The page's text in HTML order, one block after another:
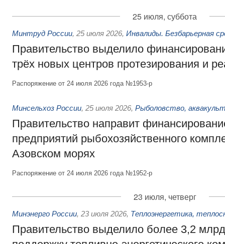
25 июля, суббота
Минтруд России, 25 июля 2026, Инвалиды. Безбарьерная
Правительство выделило
трёх новых центров протезирования и
Распоряжение от 24 июля 2026 года №1953-р
Минсельхоз России, 25 июля 2026, Рыболовство,
Правительство направит
предприятий рыбохозяйственного
Азовском морях
Распоряжение от 24 июля 2026 года №1952-р
23 июля, четверг
Минэнерго России, 23 июля 2026, Теплоэнергетика,
Правительство выделило более 3,2